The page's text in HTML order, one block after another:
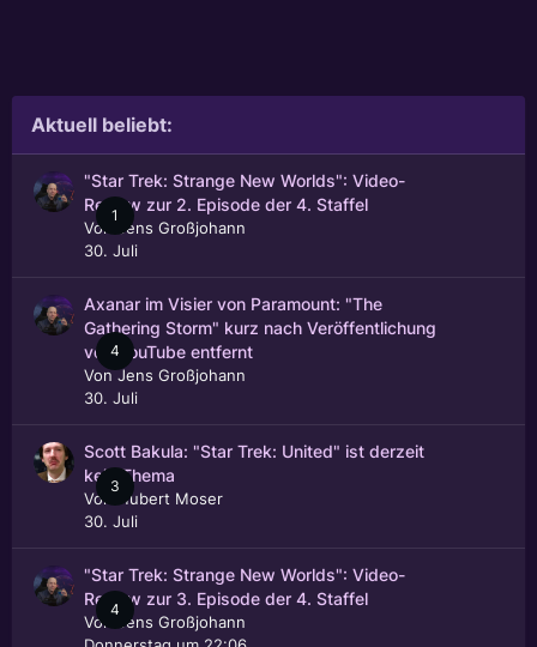
Aktuell beliebt:
1
"Star Trek: Strange New Worlds": Video-
Review zur 2. Episode der 4. Staffel
Von
Jens Großjohann
30. Juli
4
Axanar im Visier von Paramount: "The
Gathering Storm" kurz nach Veröffentlichung
von YouTube entfernt
VonJens Großjohann
30. Juli
3
Scott Bakula: "Star Trek: United" ist derzeit
kein Thema
Von
Hubert Moser
30. Juli
4
"Star Trek: Strange New Worlds": Video-
Review zur 3. Episode der 4. Staffel
Von
Jens Großjohann